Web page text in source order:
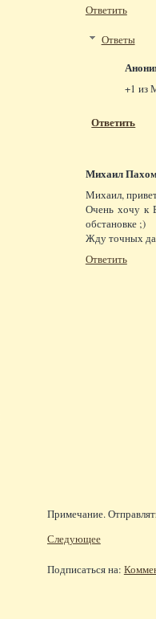
Ответить
Ответы
+1 из
Ответить
Михаил
Михаил,
Очень хочу к
обстановке ;)
Жду точных
Ответить
Примечание.
Следующее
Подписаться на: